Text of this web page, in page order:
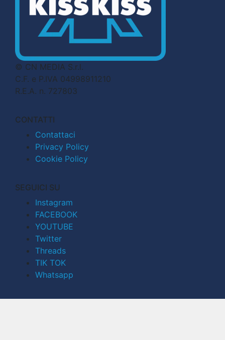
© CN MEDIA S.r.l.
C.F. e P.IVA 04998911210
R.E.A. n. 727803
CONTATTI
Contattaci
Privacy Policy
Cookie Policy
SEGUICI SU
Instagram
FACEBOOK
YOUTUBE
Twitter
Threads
TIK TOK
Whatsapp